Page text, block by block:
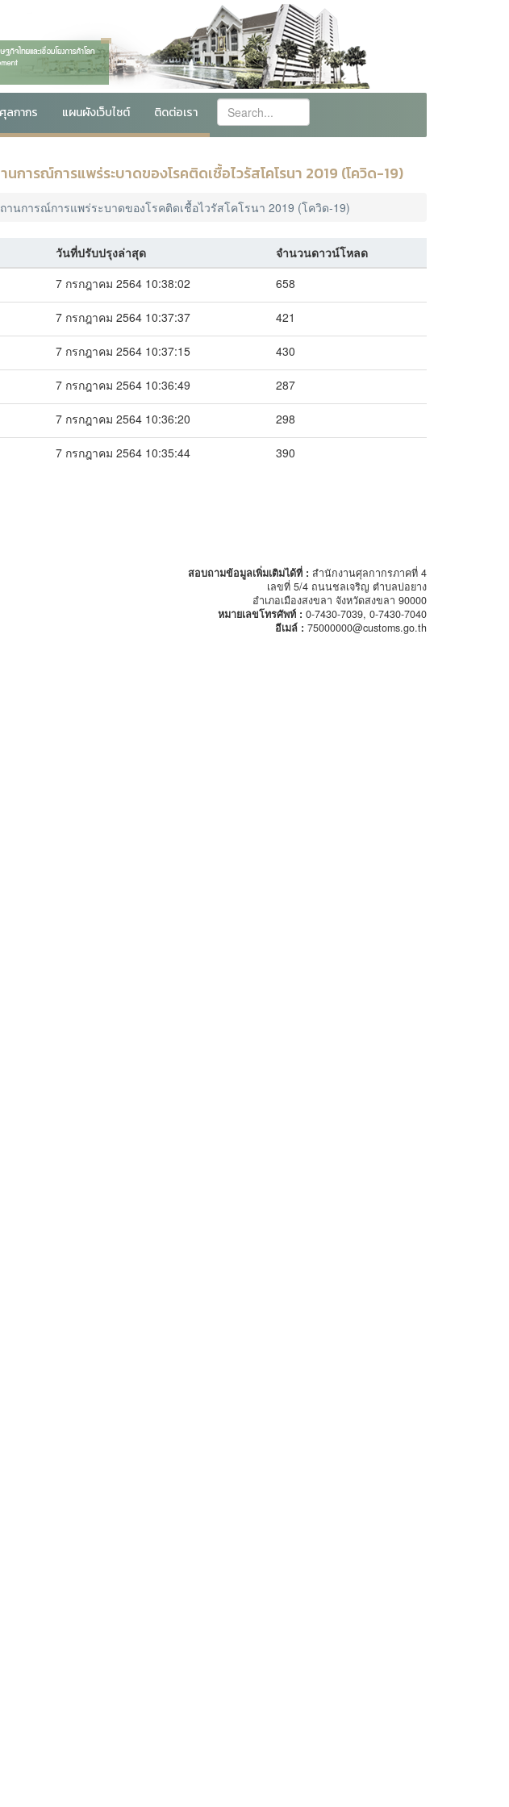
ลกากร แผนผังเว็บไซต์ ติดต่อเรา
การณ์การแพร่ระบาดของโรคติดเชื้อไวรัสโคโรนา 2019 (โควิด-19)
านการณ์การแพร่ระบาดของโรคติดเชื้อไวรัสโคโรนา 2019 (โควิด-19)
วันที่ปรับปรุงล่าสุด
จำนวนดาวน์โหลด
7 กรกฎาคม 2564 10:38:02 658
7 กรกฎาคม 2564 10:37:37 421
7 กรกฎาคม 2564 10:37:15 430
7 กรกฎาคม 2564 10:36:49 287
7 กรกฎาคม 2564 10:36:20 298
7 กรกฎาคม 2564 10:35:44 390
สอบถามข้อมูลเพิ่มเติมได้ที่ : สำนักงานศุลกากรภาคที่ 4
เลขที่ 5/4 ถนนชลเจริญ ตำบลบ่อยาง
อำเภอเมืองสงขลา จังหวัดสงขลา 90000
หมายเลขโทรศัพท์ : 0-7430-7039, 0-7430-7040
อีเมล์ : 75000000@customs.go.th